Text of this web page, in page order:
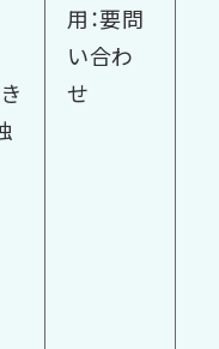
用：要問
い合わ
せ